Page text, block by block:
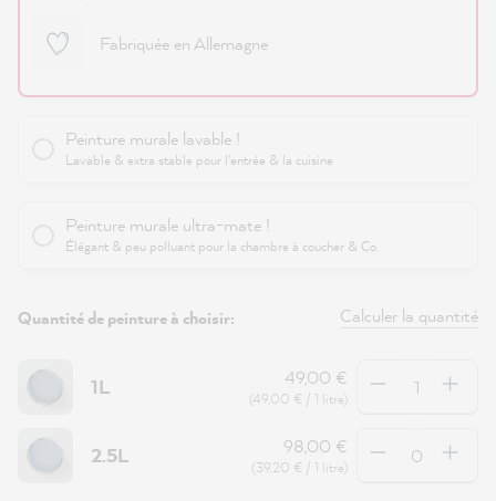
Fabriquée en Allemagne
Peinture murale lavable !
Lavable & extra stable pour l'entrée & la cuisine
Peinture murale ultra-mate !
Élégant & peu polluant pour la chambre à coucher & Co.
Quantité de peinture à choisir: Calculer la quantité
1L 49,00 €
(49,00 € / 1 litre)
2.5L 98,00 €
(39,20 € / 1 litre)